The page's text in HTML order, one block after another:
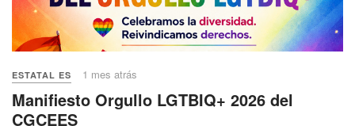
ESTATAL ES 1 mes atrás
Manifiesto Orgullo LGTBIQ+ 2026 del
CGCEES